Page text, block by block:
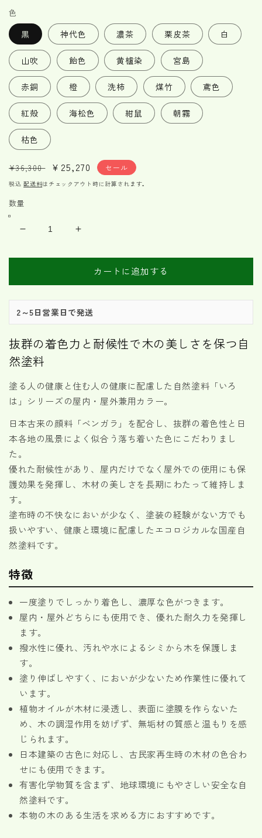
色
黒 神代色 濃茶 栗皮茶 白
山吹 飴色 黄櫨染 宮島
赤銅 橙 洗柿 煤竹 鳶色
紅殻 海松色 紺鼠 朝霧
枯色
通
常
格
¥36,300
セ
ー
¥25,270 セール
税込配送料はチェックアウト時に計算されます。
数量
外
用
カ
ー
3.5L
数
量
減
ら
い
外
用
ー
3.5L
量
増
や
カートに追加する
2～5日営業日で発送
抜群の着色力と耐候性で木の美しさを保つ自
然塗料
塗る人の健康と住む人の健康に配慮した自然塗料「いろ
は」シリーズの屋内・屋外兼用カラー。
日本古来の顔料「ベンガラ」を配合し、抜群の着色性と日
本各地の風景によく似合う落ち着いた色にこだわりまし
た。
優れた耐候性があり、屋内だけでなく屋外での使用にも保
護効果を発揮し、木材の美しさを長期にわたって維持しま
す。
塗布時の不快なにおいが少なく、塗装の経験がない方でも
扱いやすい、 健康と環境に配慮したエコロジカルな国産自
然塗料です。
特徴
一度塗りでしっかり着色し、濃厚な色がつきます。
屋内・屋外どちらにも使用でき、優れた耐久力を発揮し
ます。
撥水性に優れ、汚れや水によるシミから木を保護しま
す。
塗り伸ばしやすく、においが少ないため作業性に優れて
います。
植物オイルが木材に浸透し、表面に塗膜を作らないた
め、木の調湿作用を妨げず、無垢材の質感と温もりを感
じられます。
日本建築の古色に対応し、古民家再生時の木材の色合わ
せにも使用できます。
有害化学物質を含まず、地球環境にもやさしい安全な自
然塗料です。
本物の木のある生活を求める方におすすめです。